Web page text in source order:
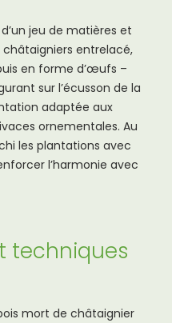
jeu de matières et
entrelacé,
en forme d’œufs –
sur l’écusson de la
adaptée aux
ornementales. Au
les plantations avec
l’harmonie avec
techniques
mort de châtaignier